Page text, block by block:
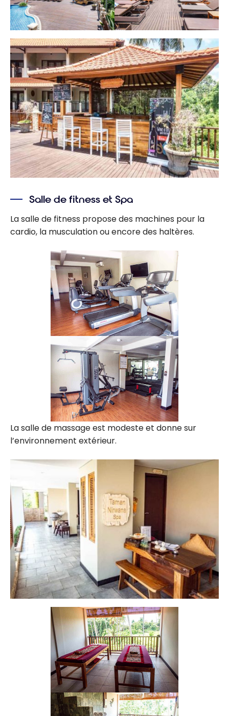
Salle de fitness et Spa
La salle de fitness propose des machines pour la
cardio, la musculation ou encore des haltères.
La salle de massage est modeste et donne sur
l’environnement extérieur.